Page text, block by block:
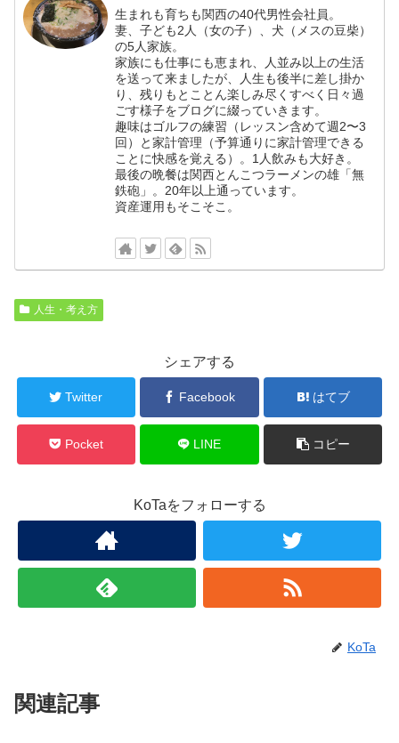
生まれも育ちも関西の40代男性会社員。
妻、子ども2人（女の子）、犬（メスの豆柴）
の5人家族。
家族にも仕事にも恵まれ、人並み以上の生活
を送って来ましたが、人生も後半に差し掛か
り、残りもとことん楽しみ尽くすべく日々過
ごす様子をブログに綴っていきます。
趣味はゴルフの練習（レッスン含めて週2〜3
回）と家計管理（予算通りに家計管理できる
ことに快感を覚える）。1人飲みも大好き。
最後の晩餐は関西とんこつラーメンの雄「無
鉄砲」。20年以上通っています。
資産運用もそこそこ。
人生・考え方
シェアする
Twitter Facebook はてブ
Pocket LINE コピー
KoTaをフォローする
KoTa
関連記事